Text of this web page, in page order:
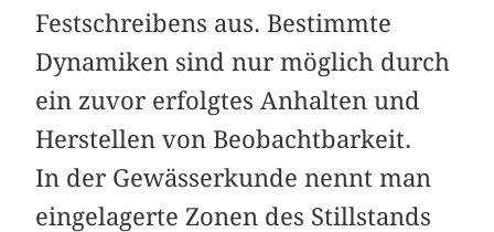
Festschreibens aus. Bestimmte
Dynamiken sind nur möglich durch
ein zuvor erfolgtes Anhalten und
Herstellen von Beobachtbarkeit.
In der Gewässerkunde nennt man
eingelagerte Zonen des Stillstands